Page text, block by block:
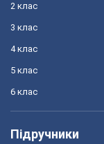
2 клас
3 клас
4 клас
5 клас
6 клас
Підручники